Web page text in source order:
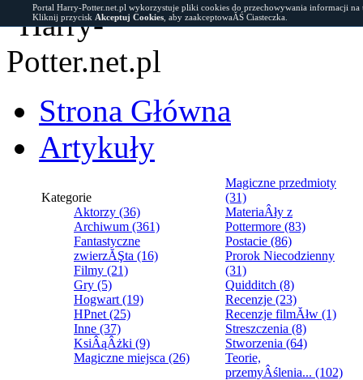
Strona Główna
Artykuły
Kategorie
Aktorzy (36)
Archiwum (361)
Fantastyczne
zwierzĂŞta (16)
Filmy (21)
Gry (5)
Hogwart (19)
HPnet (25)
Inne (37)
KsiÂąÂżki (9)
Magiczne miejsca (26)
Magiczne przedmioty
(31)
MateriaÂły z
Pottermore (83)
Postacie (86)
Prorok Niecodzienny
(31)
Quidditch (8)
Recenzje (23)
Recenzje filmĂłw (1)
Streszczenia (8)
Stworzenia (64)
Teorie,
przemyÂślenia... (102)
Portal Harry-Potter.net.pl wykorzystuje pliki cookies do przechowywania informacji
Kliknij przycisk Akceptuj Cookies , aby zaakceptowaĂŚ Ciasteczka.